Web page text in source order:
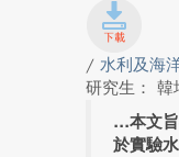
/ 水利及海
研究生： 韓
本文
於實驗